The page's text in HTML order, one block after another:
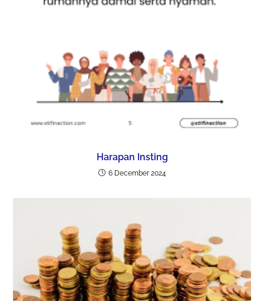
Harapan Insting
6 December 2024